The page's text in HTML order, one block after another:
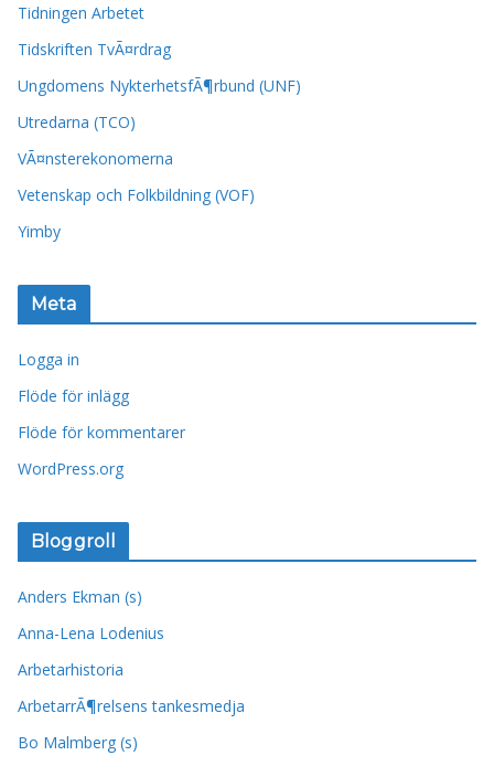
Tidningen Arbetet
Tidskriften TvÃ¤rdrag
Ungdomens NykterhetsfÃ¶rbund (UNF)
Utredarna (TCO)
VÃ¤nsterekonomerna
Vetenskap och Folkbildning (VOF)
Yimby
Meta
Logga in
Flöde för inlägg
Flöde för kommentarer
WordPress.org
Bloggroll
Anders Ekman (s)
Anna-Lena Lodenius
Arbetarhistoria
ArbetarrÃ¶relsens tankesmedja
Bo Malmberg (s)